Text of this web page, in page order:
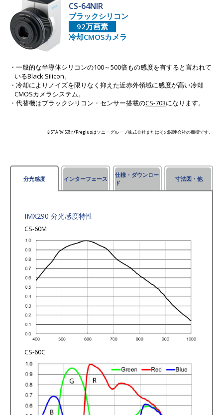
CS-64NIR
ブラックシリコン
92万画素
冷却CMOSカメラ
一般的な半導体シリコンの100～500倍もの感度を有すると言われて
いるBlack Silicon。
冷却によりノイズを限りなく抑えた近赤外領域に感度が高い冷却
CMOSカメラシステム。
代替機はブラックシリコン・センサー搭載のCS-703になります。
※STARVIS及びPregiusはソニーグループ株式会社またはその関連会社の商標です。
分光感度 インターフェース
仕様・ダウンロー
ド
寸法図・他
IMX290 分光感度特性
CS-60M
CS-60C